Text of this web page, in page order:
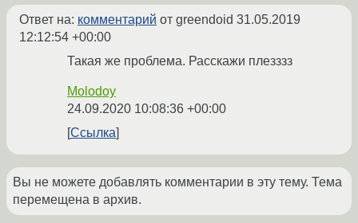
Ответ на: комментарий от greendoid 31.05.2019
12:12:54 +00:00
Такая же проблема. Расскажи плезззз
Molodoy
24.09.2020 10:08:36 +00:00
Ссылка
Вы не можете добавлять комментарии в эту тему. Тема
перемещена в архив.